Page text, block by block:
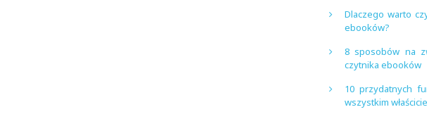
Dlaczego warto
ebooków?
8 sposobów na
czytnika ebooków
10 przydatnych
wszystkim